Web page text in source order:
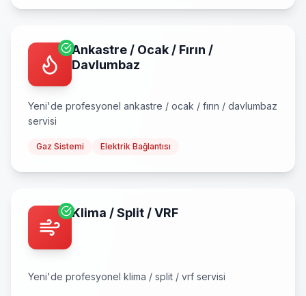
Ankastre / Ocak / Fırın /
Davlumbaz
Yeni'de profesyonel ankastre / ocak / fırın / davlumbaz
servisi
Gaz Sistemi Elektrik Bağlantısı
Klima / Split / VRF
Yeni'de profesyonel klima / split / vrf servisi